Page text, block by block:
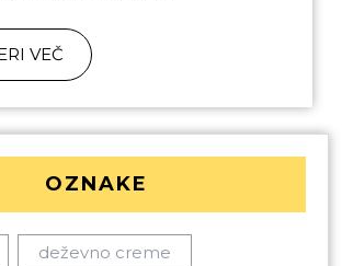
VEČ
OZNAKE
deževno creme